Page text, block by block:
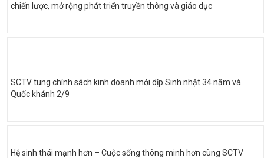
chiến lược, mở rộng phát triển truyền thông và giáo dục
SCTV tung chính sách kinh doanh mới dịp Sinh nhật 34 năm và
Quốc khánh 2/9
Hệ sinh thái mạnh hơn – Cuộc sống thông minh hơn cùng SCTV